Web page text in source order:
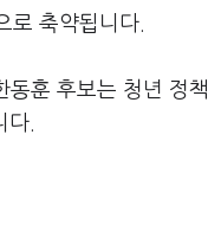
로 축약됩니다.
동훈 후보는 청년 정책
다.